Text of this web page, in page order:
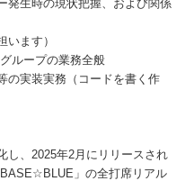
発生時の現状把握、および関係
います）
ループの業務全般
の実装実務（コードを書く作
し、2025年2月にリリースされ
」の全打席リアル